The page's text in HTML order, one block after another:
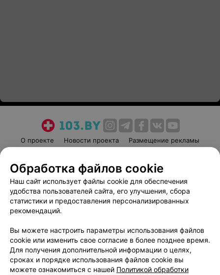
О проекте Новости проекта
Размещение рекламы
Пользовательское соглашение
Способы оплаты
Вакансии
Партнеры
Написать руководителю 103.by
Обработка персональных данных
Обработка файлов cookie
Наш сайт использует файлы cookie для обеспечения
удобства пользователей сайта, его улучшения, сбора
статистики и предоставления персонализированных
рекомендаций.
Вы можете настроить параметры использования файлов
cookie или изменить свое согласие в более позднее время.
Для получения дополнительной информации о целях,
сроках и порядке использования файлов cookie вы
можете ознакомиться с нашей Политикой обработки